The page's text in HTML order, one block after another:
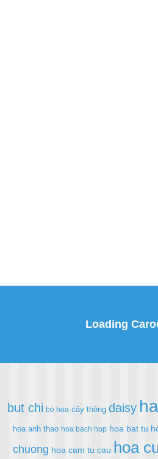
but chi bó hoa cây thông daisy
hoa anh thao hoa bach hop hoa bat tu
chuong hoa cam tu cau hoa